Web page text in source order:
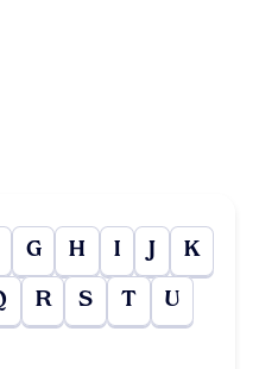
G H I J K
R S T U